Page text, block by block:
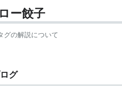
ー餃子
グの解説について
グ